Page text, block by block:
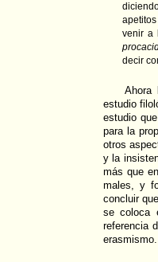
venir a
decir
Ahora
estudio
estudio
para la
otros
y la
más que
males, y
concluir
se coloca
referencia
erasmismo.